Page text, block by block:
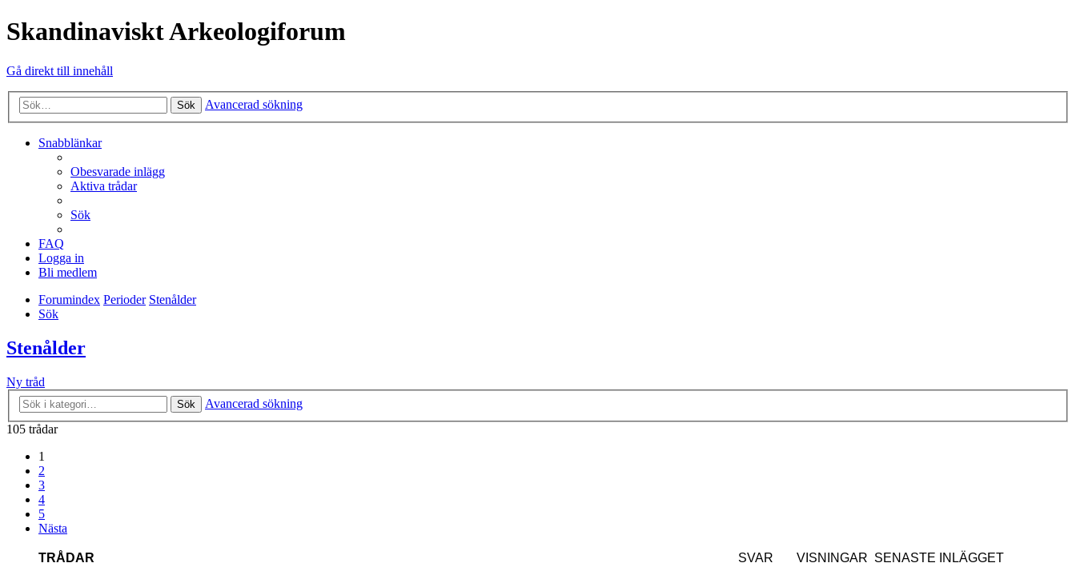
Skandinaviskt Arkeologiforum
Gå direkt till innehåll
Sök Avancerad sökning
Snabblänkar
Obesvarade inlägg
Aktiva trådar
Sök
FAQ
Logga in
Bli medlem
Forumindex Perioder Stenålder
Sök
Stenålder
Ny tråd
Sök
Avancerad sökning
105 trådar
1
2
3
4
5
Nästa
TRÅDAR SVAR VISNINGAR SENASTE INLÄGGET